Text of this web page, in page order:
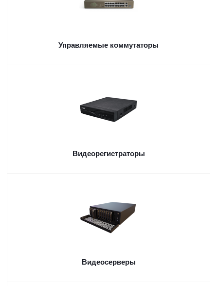
Управляемые коммутаторы
Видеорегистраторы
Видеосерверы